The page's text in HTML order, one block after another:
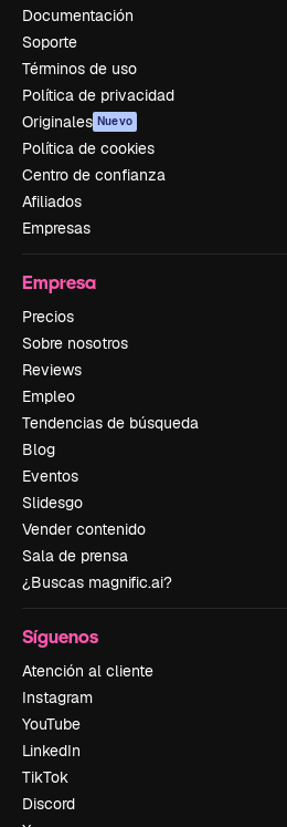
Documentación
Soporte
Términos de uso
Política de privacidad
Originales Nuevo
Política de cookies
Centro de confianza
Afiliados
Empresas
Empresa
Precios
Sobre nosotros
Reviews
Empleo
Tendencias de búsqueda
Blog
Eventos
Slidesgo
Vender contenido
Sala de prensa
¿Buscas magnific.ai?
Síguenos
Atención al cliente
Instagram
YouTube
LinkedIn
TikTok
Discord